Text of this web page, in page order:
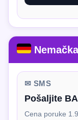
Nemačka
✉ SMS
Pošaljite
Cena poruke